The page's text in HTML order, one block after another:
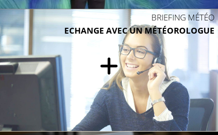
BRIEFING MÉTÉO
ECHANGE AVEC UN MÉTÉOROLOGUE